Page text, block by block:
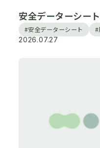
安全データーシー
#安全データーシート
#
2026.07.27